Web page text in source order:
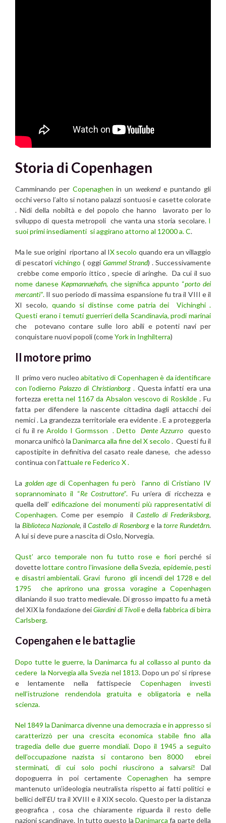
Storia di Copenhagen
Camminando per Copenaghen in un weekend e puntando gli
occhi verso l’alto si notano palazzi sontuosi e casette colorate
. Nidi della nobiltà e del popolo che hanno lavorato per lo
sviluppo di questa metropoli che vanta una storia secolare. I
suoi primi insediamenti si aggirano attorno al 12000 a. C.
Ma le sue origini riportano al IX secolo quando era un villaggio
di pescatorivichingo ( oggi Gammel Strand) . Successivamente
crebbe come emporio ittico , specie di aringhe. Da cui il suo
nome danese Køpmannæhafn, che significa appunto “porto dei
mercanti”. Il suo periodo di massima espansione fu tra il VIII e il
XI secolo, quando si distinse come patria dei Vichinghi .
Questi erano i temuti guerrieri della Scandinavia, prodi marinai
che potevano contare sulle loro abili e potenti navi per
conquistare nuovi popoli (comeYork in Inghilterra)
Il motore primo
Il primo vero nucleo abitativo di Copenhagen è da identificare
con l’odierno Palazzo di Christianborg. Questa infatti era una
fortezza eretta nel 1167 da Absalon vescovo di Roskilde. Fu
fatta per difendere la nascente cittadina dagli attacchi dei
nemici . La grandezza territoriale era evidente . E a proteggerla
ci fu il re Aroldo I Gormsson .DettoDente Azzurro questo
monarca unificò la Danimarca alla fine del X secolo . Questi fu il
capostipite in definitiva del casato reale danese, che adesso
continua con l’attuale re Federico X .
La golden agedi Copenhagen fu però l’anno di Cristiano IV
soprannominato il “Re Costruttore”. Fu un’era di ricchezza e
quella dell’ edificazione dei monumenti più rappresentativi di
Copenhagen. Come per esempio il Castello di Frederiksborg,
la Biblioteca Nazionale, ilCastello di Rosenborge latorre Rundetårn.
A lui si deve pure a nascita di Oslo, Norvegia.
Qust’ arco temporale non fu tutto rose e fioriperché si
dovettelottare contro l’invasione della Svezia, epidemie, pesti
e disastri ambientali. Gravi furono gli incendi del 1728 e del
1795 che aprirono una grossa voragine a Copenhagen
dilaniando il suo tratto medievale. Di grosso impatto fu a metà
del XIX la fondazione deiGiardini di Tivolie della fabbrica di birra
Carlsberg.
Copengahen e le battaglie
Dopo tutte le guerre, la Danimarca fu al collasso al punto da
cedere la Norvegia alla Svezia nel 1813. Dopo un po’ si riprese
e lentamente nella fattispecie Copenhagen investì
nell’istruzione rendendola gratuita e obligatoria e nella
scienza.
Nel 1849 la Danimarca divenne una democrazia e in appresso si
caratterizzò per una crescita economica stabile fino alla
tragedia delle due guerre mondiali. Dopo il 1945 a seguito
dell’occupazione nazista si contarono ben 8000 ebrei
sterminati, di cui solo pochi riuscirono a salvarsi! Dal
dopoguerra in poi certamenteCopenaghen ha sempre
mantenuto un’ideologia neutralista rispetto ai fatti politici e
bellici dell’EUtra il XVIII e il XIX secolo. Questo per la distanza
geografica , cosa che chiaramente riguarda il resto delle
nazioni scandinave. In tutto questo la Danimarca fa parte della